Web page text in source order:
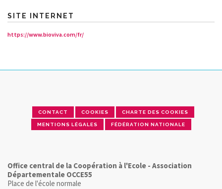
SITE INTERNET
https://www.bioviva.com/fr/
CONTACT COOKIES CHARTE DES COOKIES
MENTIONS LÉGALES FÉDÉRATION NATIONALE
Office central de la Coopération à l'Ecole - Association
Départementale OCCE55
Place de l'école normale